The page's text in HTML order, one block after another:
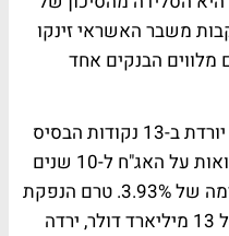
משבר האשראי זינקו
מלווים הבנקים אחד
התשואה על האג"ח ל-3 חודשים יורדת ב-13 נקודות הבסיס
או 0.13% לרמה של 2.9%. התשואות על האג"ח ל-10 שנים
איבדו אף הן 13 נקודות בסיס לרמה של 3.93%. טרם הנפקת
אגרות חוב ממשלתיות בסכום של 13 מיליארד דולר, ירדה